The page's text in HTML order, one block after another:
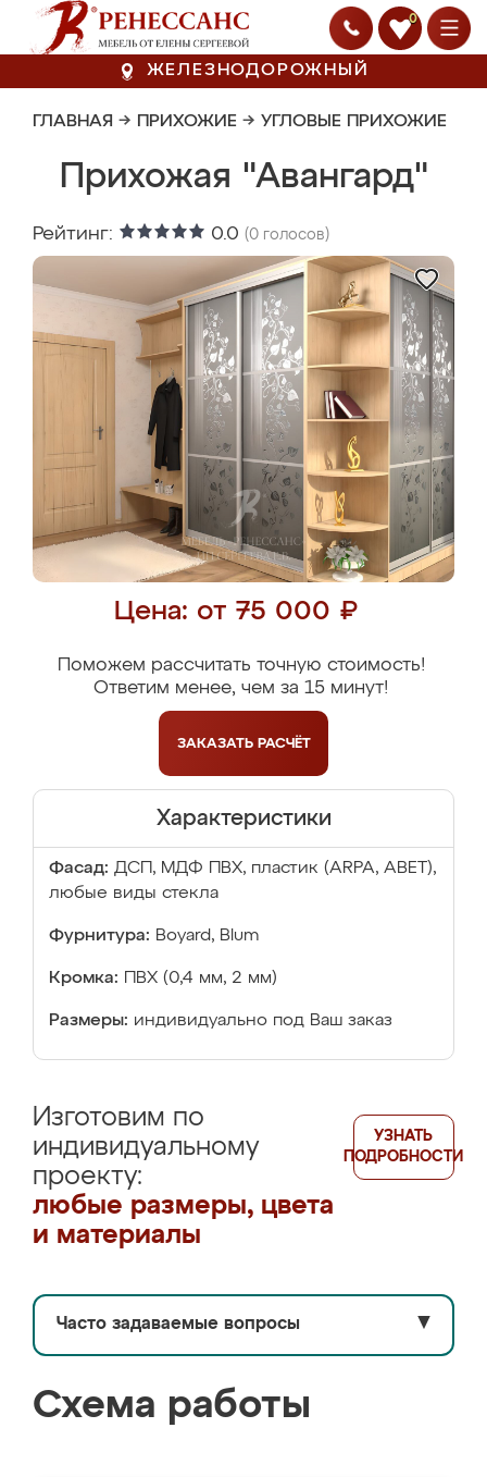
0
ЖЕЛЕЗНОДОРОЖНЫЙ
ГЛАВНАЯ → ПРИХОЖИЕ → УГЛОВЫЕ ПРИХОЖИЕ
Прихожая "Авангард"
Рейтинг: 0.0 (0 голосов)
Цена: от 75 000 ₽
Поможем рассчитать точную стоимость!
Ответим менее, чем за 15 минут!
ЗАКАЗАТЬ РАСЧЁТ
Характеристики
Фасад: ДСП, МДФ ПВХ, пластик (ARPA, ABET),
любые виды стекла
Фурнитура: Boyard, Blum
Кромка: ПВХ (0,4 мм, 2 мм)
Размеры: индивидуально под Ваш заказ
Изготовим по
индивидуальному
проекту:
любые размеры, цвета
и материалы
УЗНАТЬ
ПОДРОБНОСТИ
Часто задаваемые вопросы ▼
Схема работы